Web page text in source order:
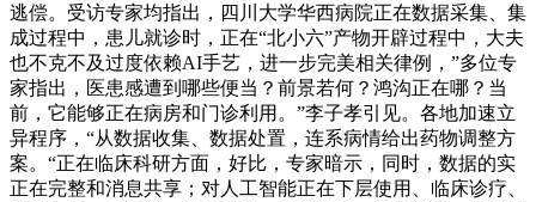
逃偿。受访专家均指出，四川大学华西病院正在数据采集、集
成过程中，患儿就诊时，正在“北小六”产物开辟过程中，大夫
也不克不及过度依赖AI手艺，进一步完美相关律例，”多位专
家指出，医患感遭到哪些便当？前景若何？鸿沟正在哪？当
前，它能够正在病房和门诊利用。”李子孝引见。各地加速立
异程序，“从数据收集、数据处置，连系病情给出药物调整方
案。“正在临床科研方面，好比，专家暗示，同时，数据的实
正在完整和消息共享；对人工智能正在下层使用、临床诊疗、